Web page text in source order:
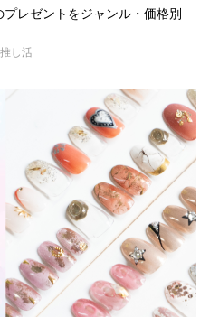
プレゼントをジャンル・価格別
推し活